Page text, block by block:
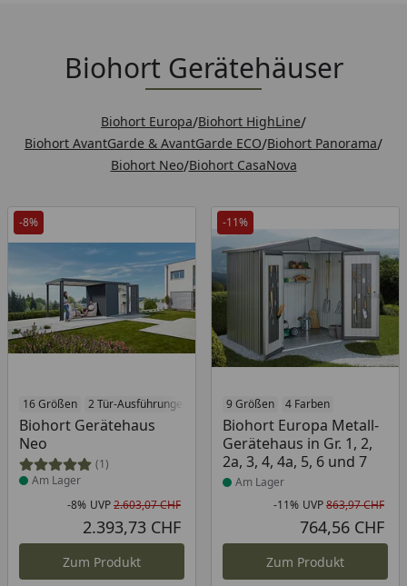
Biohort Gerätehäuser
Biohort Europa/Biohort HighLine/
Biohort AvantGarde & AvantGarde ECO/Biohort Panorama/
Biohort Neo/Biohort CasaNova
-8%
16 Größen 2 Tür-Ausführungen 3 Farben
Biohort Gerätehaus
Neo
(1)
Produkt am Lager
Am Lager
Rabatt in Prozent
-8%
Ursprünglicher Preis
UVP2.603,07 CHF
2.393,73 CHF
Zum Produkt
-11%
9 Größen 4 Farben
Biohort Europa Metall-
Gerätehaus in Gr. 1, 2,
2a, 3, 4, 4a, 5, 6 und 7
Produkt am Lager
Am Lager
-11% UVP863,97 CHF
764,56 CHF
Zum Produkt